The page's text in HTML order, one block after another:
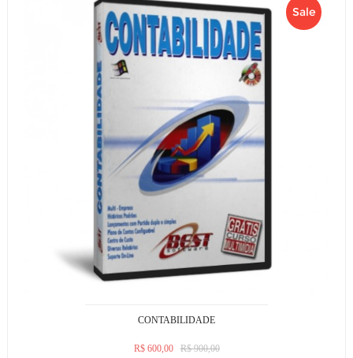
Sale
CONTABILIDADE
R$ 600,00 R$ 900,00